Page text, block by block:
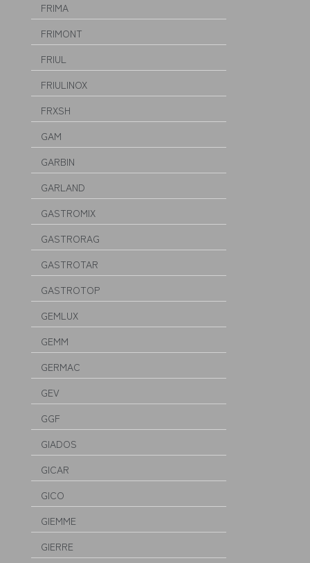
FRIMA
FRIMONT
FRIUL
FRIULINOX
FRXSH
GAM
GARBIN
GARLAND
GASTROMIX
GASTRORAG
GASTROTAR
GASTROTOP
GEMLUX
GEMM
GERMAC
GEV
GGF
GIADOS
GICAR
GICO
GIEMME
GIERRE